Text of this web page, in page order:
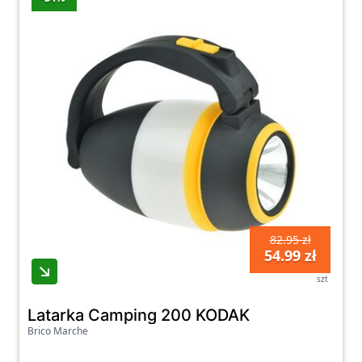
w każdym pomieszczeniu. Dbamy o to, aby
nasze produkty były wysokiej jakości,
funkcjonalne i estetyczne, dlatego możesz
być pewny, że znajdziesz u nas tylko
sprawdzone i godne zaufania produkty.
Odwiedź naszą stronę i sprawdź naszą ofertę
akcesoriów oświetleniowych już dziś!
82.95 zł
54.99 zł
szt
Latarka Camping 200 KODAK
Brico Marche